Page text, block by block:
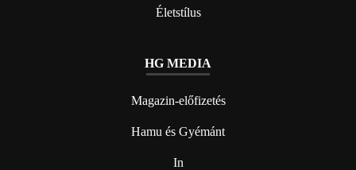
Életstílus
HG MEDIA
Magazin-előfizetés
Hamu és Gyémánt
In